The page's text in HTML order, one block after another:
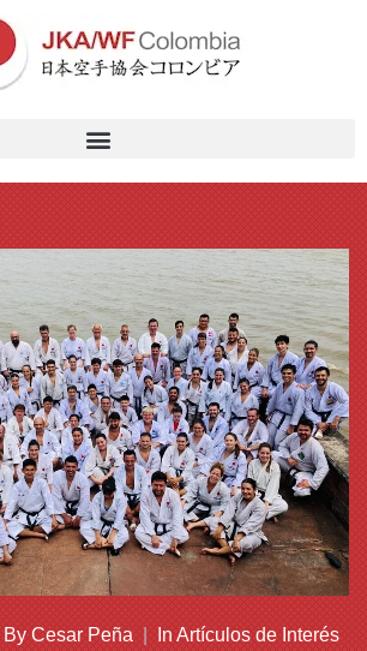
ByCesar Peña | InArtículos de Interés